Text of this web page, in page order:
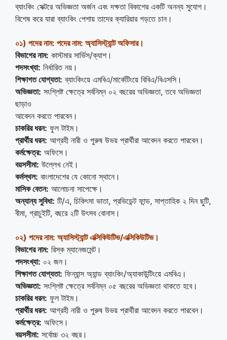
ব্যাংকিং সেক্টরে অভিজ্ঞতা অর্জন এবং দক্ষতা বিকাশের একটি অনন্য সুযোগ।
বিশেষ করে যারা ব্যাংকিং পেশায় তাদের ক্যারিয়ার গড়তে চান।
০১) পদের নাম: পদের নাম: অ্যাসিস্ট্যান্ট অফিসার।
বিভাগের নাম: কাস্টমার সার্ভিস/ক্যাশ।
পদসংখ্যা: নির্ধারিত নয়।
শিক্ষাগত যোগ্যতা: ব্যাংকিংয়ে এমবিএ/মার্কেটিংয়ে বিবিএ/বিএসসি।
অভিজ্ঞতা: সংশ্লিষ্ট ক্ষেত্রে সর্বনিম্ন ০২ বছরের অভিজ্ঞতা, তবে অভিজ্ঞতা
ছাড়াও
আবেদন করতে পারবেন।
চাকরির ধরন: ফুল টাইম।
প্রার্থীর ধরন: আগ্রহী নারী ও পুরুষ উভয় প্রার্থীরা আবেদন করতে পারবেন।
কর্মক্ষেত্র: অফিসে।
বয়সসীমা: উল্লেখ নেই।
কর্মস্থল: বাংলাদেশের যে কোনো স্থানে।
মাসিক বেতন: আলোচনা সাপেক্ষে।
অন্যান্য সুবিধা: টি/এ, চিকিৎসা ভাতা, প্রভিডেন্ট ফান্ড, সাপ্তাহিক ২ দিন ছুটি,
বীমা, গ্রাচুইটি, বছরে ২টি উৎসব বোনাস।
০২) পদের নাম: অ্যাসিস্ট্যান্ট এক্সিকিউটিভ/এক্সিকিউটিভ।
বিভাগের নাম: রিস্ক ম্যানেজমেন্ট।
পদসংখ্যা: ০২ জন।
শিক্ষাগত যোগ্যতা: ফিন্যান্স অ্যান্ড ব্যাংকিং/অ্যাকাউন্টিংয়ে এমবিএ।
অভিজ্ঞতা: সংশ্লিষ্ট ক্ষেত্রে সর্বনিম্ন ০৫ বছরের অভিজ্ঞতা থাকতে হবে।
চাকরির ধরন: ফুল টাইম।
প্রার্থীর ধরন: আগ্রহী নারী ও পুরুষ উভয় প্রার্থীরা আবেদন করতে পারবেন।
কর্মক্ষেত্র: অফিসে।
বয়সসীমা: সর্বোচ্চ ৩২ বছর।